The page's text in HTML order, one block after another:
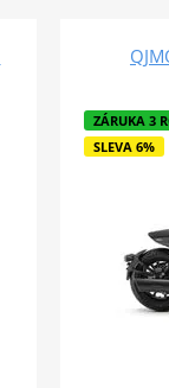
ZÁRUKA 3
SLEVA 6%